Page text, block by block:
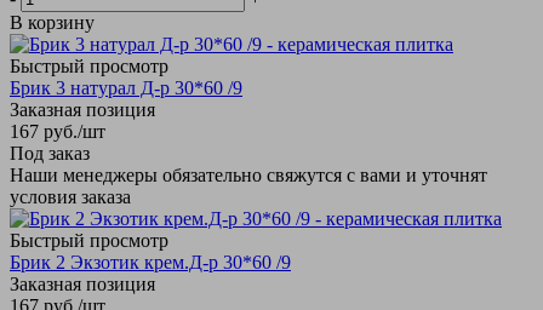
В корзину
Быстрый просмотр
Брик 3 натурал Д-р 30*60 /9
Заказная позиция
167 руб./шт
Под заказ
Наши менеджеры обязательно свяжутся с вами и уточнят
условия заказа
Быстрый просмотр
Брик 2 Экзотик крем.Д-р 30*60 /9
Заказная позиция
167 руб./шт